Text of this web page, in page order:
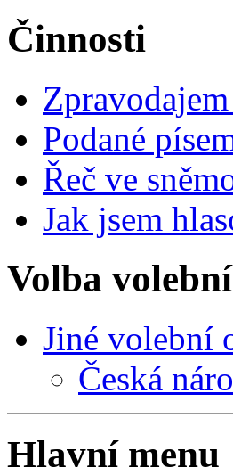
Činnosti
Podané
Řeč ve
Jak jsem
Volba
Jiné volební
Česká
Hlavní menu